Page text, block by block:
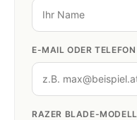
E-MAIL ODER TELEFON
RAZER BLADE-MODELL